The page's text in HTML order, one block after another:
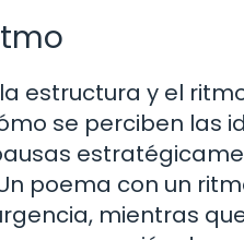
estructura y el
se perciben las
poema con un
mientras